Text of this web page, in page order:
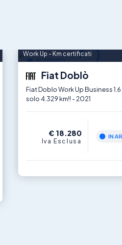
IN ARRIVO
Work Up - Km certificati
Fiat Doblò
Fiat Doblo Work Up Business 1.6
solo 4.329 km!! - 2021
€ 18.280
Iva Esclusa
IN